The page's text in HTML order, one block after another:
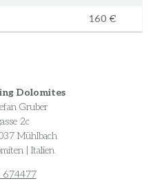
160 €
Dolomites
Gruber
2c
Mühlbach
| Italien
674477